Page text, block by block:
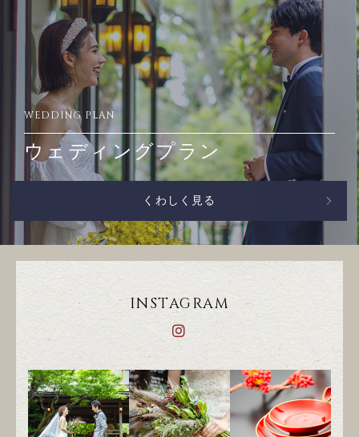
WEDDING PLAN
ウェディングプラン
くわしく見る
INSTAGRAM